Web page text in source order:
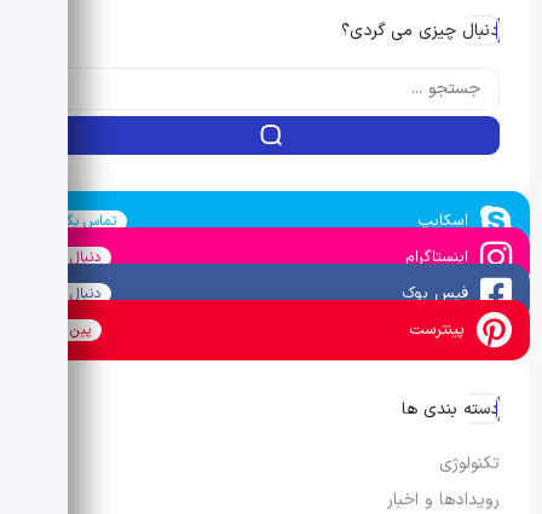
دنبال چیزی می گردی؟
اسکایپ تماس بگیرید
اینستاگرام دنبال کنید
فیس بوک دنبال کنید
پینترست پین کنید
دسته بندی ها
تکنولوژی
رویدادها و اخبار